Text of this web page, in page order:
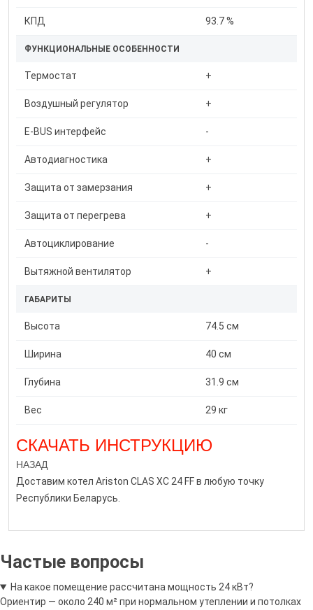
КПД 93.7 %
ФУНКЦИОНАЛЬНЫЕ ОСОБЕННОСТИ
Термостат +
Воздушный регулятор +
E-BUS интерфейс -
Автодиагностика +
Защита от замерзания +
Защита от перегрева +
Автоциклирование -
Вытяжной вентилятор +
ГАБАРИТЫ
Высота 74.5 см
Ширина 40 см
Глубина 31.9 см
Вес 29 кг
СКАЧАТЬ ИНСТРУКЦИЮ
НАЗАД
Доставим котел Ariston CLAS XC 24 FFв любую точку
Республики Беларусь.
Частые вопросы
На какое помещение рассчитана мощность 24 кВт?
Ориентир — около 240 м² при нормальном утеплении и потолках